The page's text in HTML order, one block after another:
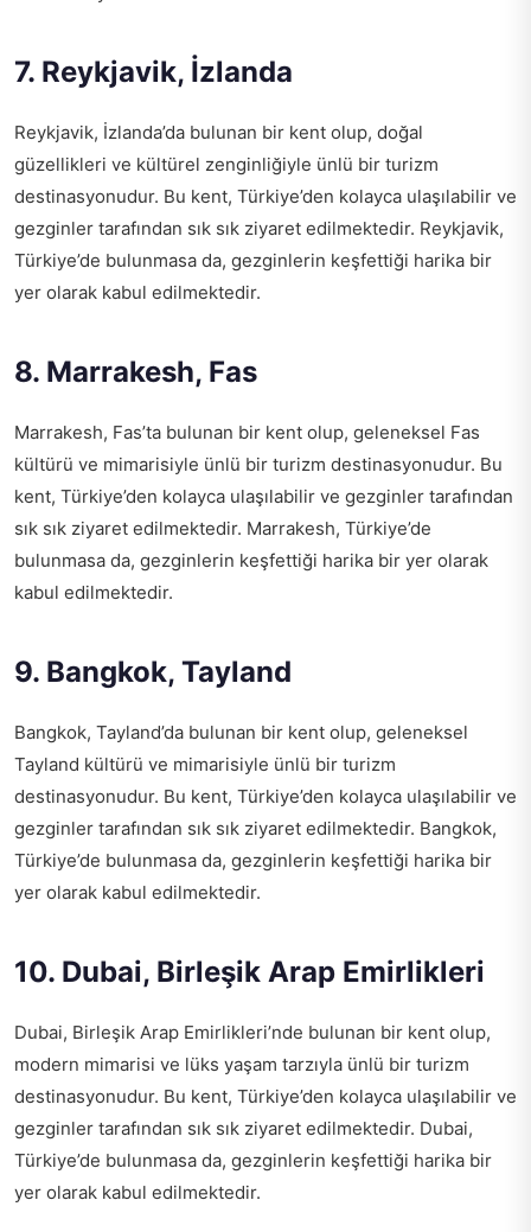
7. Reykjavik, İzlanda
Reykjavik, İzlanda’da bulunan bir kent olup, doğal
güzellikleri ve kültürel zenginliğiyle ünlü bir turizm
destinasyonudur. Bu kent, Türkiye’den kolayca ulaşılabilir ve
gezginler tarafından sık sık ziyaret edilmektedir. Reykjavik,
Türkiye’de bulunmasa da, gezginlerin keşfettiği harika bir
yer olarak kabul edilmektedir.
8. Marrakesh, Fas
Marrakesh, Fas’ta bulunan bir kent olup, geleneksel Fas
kültürü ve mimarisiyle ünlü bir turizm destinasyonudur. Bu
kent, Türkiye’den kolayca ulaşılabilir ve gezginler tarafından
sık sık ziyaret edilmektedir. Marrakesh, Türkiye’de
bulunmasa da, gezginlerin keşfettiği harika bir yer olarak
kabul edilmektedir.
9. Bangkok, Tayland
Bangkok, Tayland’da bulunan bir kent olup, geleneksel
Tayland kültürü ve mimarisiyle ünlü bir turizm
destinasyonudur. Bu kent, Türkiye’den kolayca ulaşılabilir ve
gezginler tarafından sık sık ziyaret edilmektedir. Bangkok,
Türkiye’de bulunmasa da, gezginlerin keşfettiği harika bir
yer olarak kabul edilmektedir.
10. Dubai, Birleşik Arap Emirlikleri
Dubai, Birleşik Arap Emirlikleri’nde bulunan bir kent olup,
modern mimarisi ve lüks yaşam tarzıyla ünlü bir turizm
destinasyonudur. Bu kent, Türkiye’den kolayca ulaşılabilir ve
gezginler tarafından sık sık ziyaret edilmektedir. Dubai,
Türkiye’de bulunmasa da, gezginlerin keşfettiği harika bir
yer olarak kabul edilmektedir.